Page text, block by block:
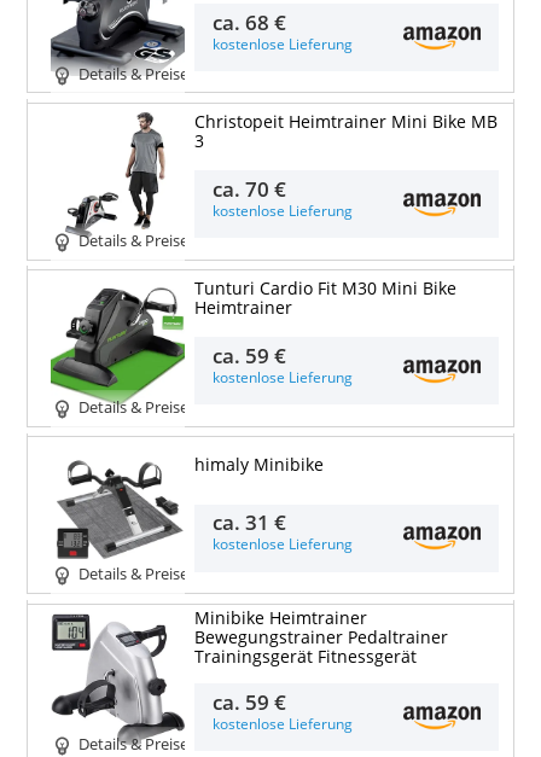
Details & Preise
ca.68 €
kostenlose Lieferung
Details & Preise
Christopeit Heimtrainer Mini Bike MB
3
ca.70 €
kostenlose Lieferung
Details & Preise
Tunturi Cardio Fit M30 Mini Bike
Heimtrainer
ca. 59 €
kostenlose Lieferung
Details & Preise
himaly Minibike
ca.31 €
kostenlose Lieferung
Details & Preise
Minibike Heimtrainer
Bewegungstrainer Pedaltrainer
Trainingsgerät Fitnessgerät
ca. 59 €
kostenlose Lieferung